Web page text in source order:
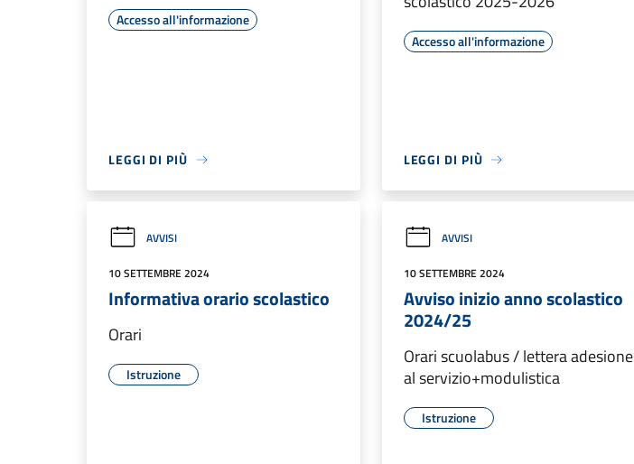
Accesso all'informazione
LEGGI DI PIÙ
Accesso all'informazione
LEGGI DI PIÙ
AVVISI
10 SETTEMBRE 2024
Informativa orario scolastico
Orari
Istruzione
AVVISI
10 SETTEMBRE 2024
Avviso inizio anno scolastico
2024/25
Orari scuolabus / lettera adesione
al servizio+modulistica
Istruzione